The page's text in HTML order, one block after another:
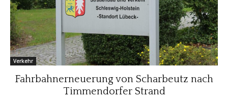
Verkehr
Fahrbahnerneuerung von Scharbeutz nach
Timmendorfer Strand